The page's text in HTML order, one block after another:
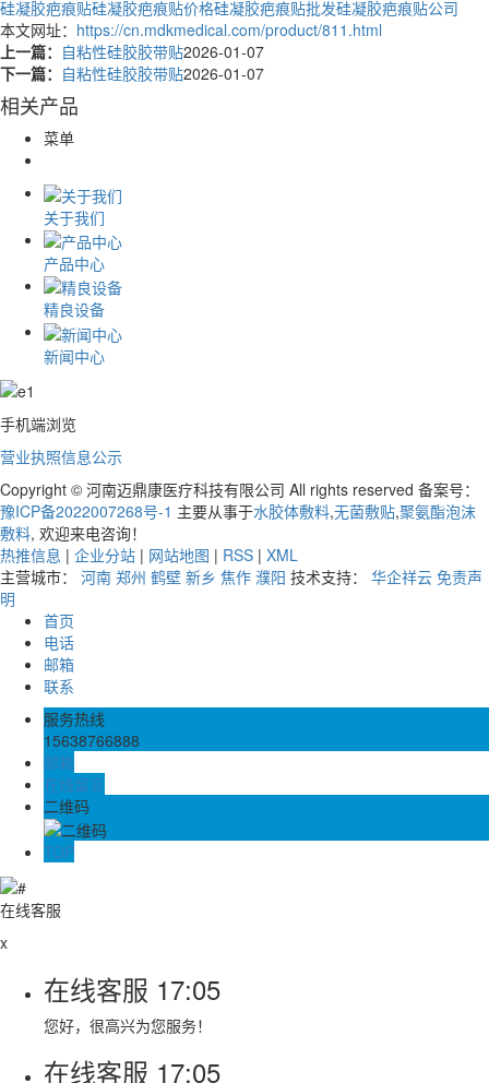
硅凝胶疤痕贴硅凝胶疤痕贴价格硅凝胶疤痕贴批发硅凝胶疤痕贴公司
本文网址： https://cn.mdkmedical.com/product/811.html
上一篇： 自粘性硅胶胶带贴2026-01-07
下一篇： 自粘性硅胶胶带贴2026-01-07
相关产品
菜单
关于我们
产品中心
精良设备
新闻中心
手机端浏览
营业执照信息公示
Copyright © 河南迈鼎康医疗科技有限公司 All rights reserved 备案号：
豫ICP备2022007268号-1 主要从事于水胶体敷料,无菌敷贴,聚氨酯泡沫
敷料, 欢迎来电咨询！
热推信息 | 企业分站 | 网站地图 | RSS | XML
主营城市： 河南 郑州 鹤壁 新乡 焦作 濮阳 技术支持： 华企祥云 免责声
明
首页
电话
邮箱
联系
服务热线
15638766888
邮箱
在线留言
二维码
TOP
在线客服
x
在线客服 17:05
您好，很高兴为您服务！
在线客服 17:05